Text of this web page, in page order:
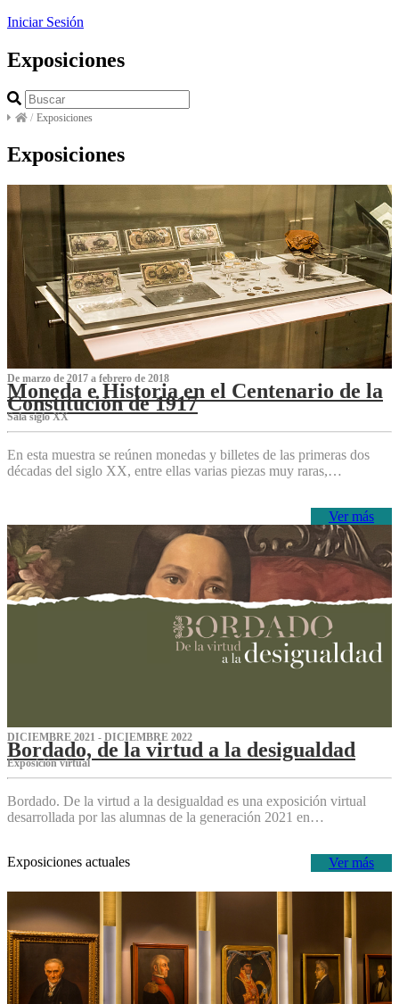
Iniciar Sesión
Exposiciones
/ Exposiciones
Exposiciones
De marzo de 2017 a febrero de 2018
Moneda e Historia en el Centenario de la
Constitución de 1917
Sala siglo XX
En esta muestra se reúnen monedas y billetes de las primeras dos
décadas del siglo XX, entre ellas varias piezas muy raras,…
Ver más
DICIEMBRE 2021 - DICIEMBRE 2022
Bordado, de la virtud a la desigualdad
Exposición virtual‌
Bordado. De la virtud a la desigualdad es una exposición virtual
desarrollada por las alumnas de la generación 2021 en…
Ver más
Exposiciones actuales